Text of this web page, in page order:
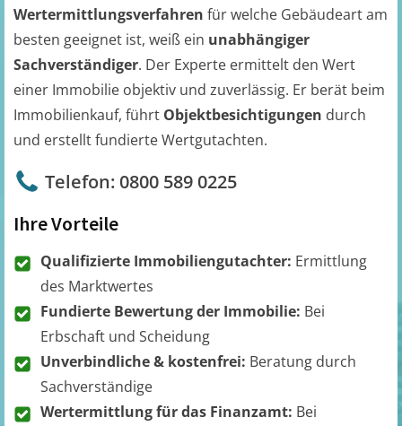
Wertermittlungsverfahren für welche Gebäudeart am
besten geeignet ist, weiß ein unabhängiger
Sachverständiger. Der Experte ermittelt den Wert
einer Immobilie objektiv und zuverlässig. Er berät beim
Immobilienkauf, führt Objektbesichtigungen durch
und erstellt fundierte Wertgutachten.
Telefon: 0800 589 0225
Ihre Vorteile
Qualifizierte Immobiliengutachter: Ermittlung
des Marktwertes
Fundierte Bewertung der Immobilie: Bei
Erbschaft und Scheidung
Unverbindliche & kostenfrei: Beratung durch
Sachverständige
Wertermittlung für das Finanzamt: Bei